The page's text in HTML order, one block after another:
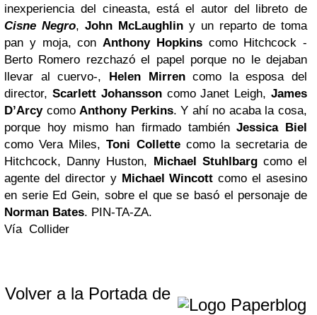
inexperiencia del cineasta, está el autor del libreto de
Cisne Negro, John McLaughlin y un reparto de toma
pan y moja, con Anthony Hopkinscomo Hitchcock -
Berto Romero rezchazó el papel porque no le dejaban
llevar al cuervo-, Helen Mirrencomo la esposa del
director, Scarlett Johanssoncomo Janet Leigh,James
D’ArcycomoAnthony Perkins. Y ahí no acaba la cosa,
porque hoy mismo han firmado tambiénJessica Biel
como Vera Miles,Toni Collettecomo la secretaria de
Hitchcock, Danny Huston, Michael Stuhlbargcomo el
agente del director y Michael Wincott como el asesino
en serie Ed Gein, sobre el que se basó el personaje de
Norman Bates. PIN-TA-ZA.
Vía Collider
Volver a la Portada de